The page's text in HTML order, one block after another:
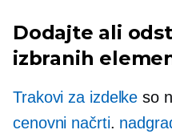
Dodajte ali
izbranih
Trakovi za izdelke so
cenovni načrti.